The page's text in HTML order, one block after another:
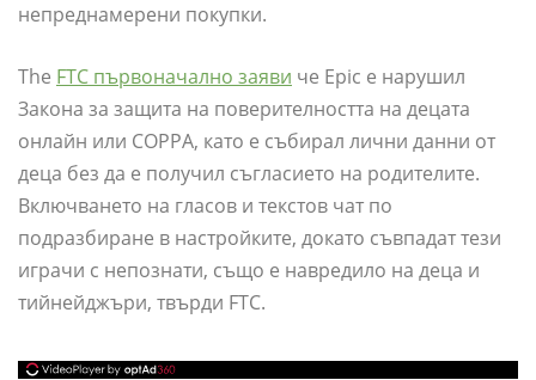
непреднамерени покупки.
The FTC първоначално заяви че Epic е нарушил
Закона за защита на поверителността на децата
онлайн или COPPA, като е събирал лични данни от
деца без да е получил съгласието на родителите.
Включването на гласов и текстов чат по
подразбиране в настройките, докато съвпадат тези
играчи с непознати, също е навредило на деца и
тийнейджъри, твърди FTC.